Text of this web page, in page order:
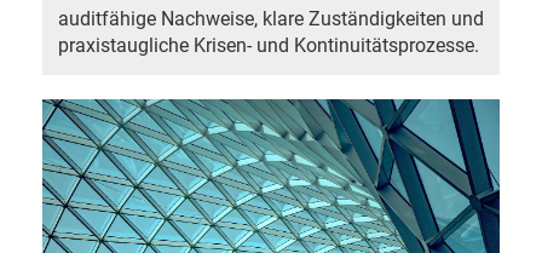
auditfähige Nachweise, klare Zuständigkeiten und
praxistaugliche Krisen- und Kontinuitätsprozesse.